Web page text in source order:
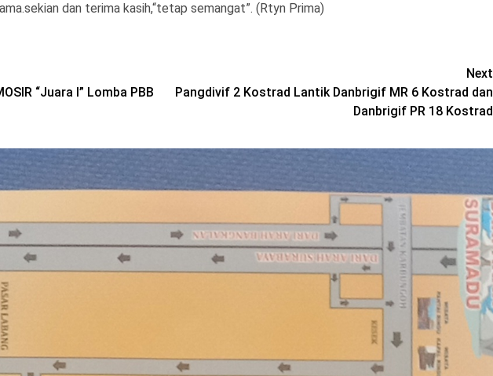
dan terima kasih,“tetap semangat”. (Rtyn Prima)
“Juara I” Lomba PBB
Next
Pangdivif 2 Kostrad Lantik Danbrigif MR 6 Kostrad dan
Danbrigif PR 18 Kostrad